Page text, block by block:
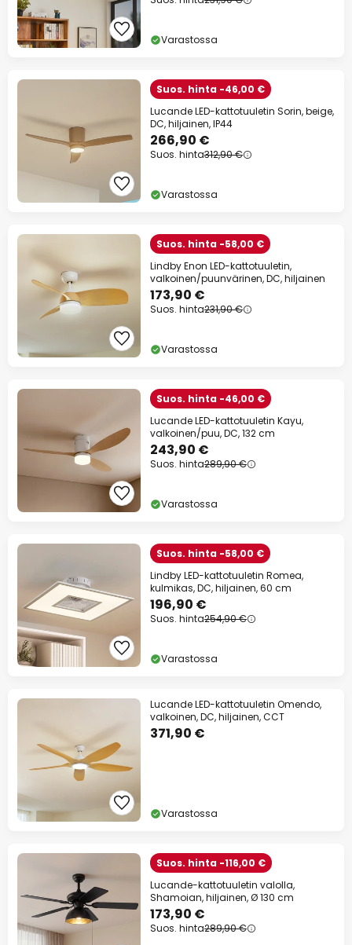
Varastossa
Suos. hinta -46,00 €
Lucande LED-kattotuuletin Sorin, beige,
DC, hiljainen, IP44
266,90 €
Suos. hinta312,90 €
Varastossa
Suos. hinta -58,00 €
Lindby Enon LED-kattotuuletin,
valkoinen/puunvärinen, DC, hiljainen
173,90 €
Suos. hinta231,90 €
Varastossa
Suos. hinta -46,00 €
Lucande LED-kattotuuletin Kayu,
valkoinen/puu, DC, 132 cm
243,90 €
Suos. hinta289,90 €
Varastossa
Suos. hinta -58,00 €
Lindby LED-kattotuuletin Romea,
kulmikas, DC, hiljainen, 60 cm
196,90 €
Suos. hinta254,90 €
Varastossa
Lucande LED-kattotuuletin Omendo,
valkoinen, DC, hiljainen, CCT
371,90 €
Varastossa
Suos. hinta -116,00 €
Lucande-kattotuuletin valolla,
Shamoian, hiljainen, Ø 130 cm
173,90 €
Suos. hinta289,90 €